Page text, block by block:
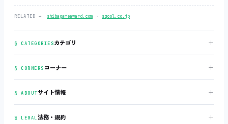
RELATED → shibagameaward.com ‧ sqool.co.jp
§ CATEGORIESカテゴリ ＋
§ CORNERS コーナー ＋
§ ABOUTサイト情報 ＋
§ LEGAL法務・規約 ＋